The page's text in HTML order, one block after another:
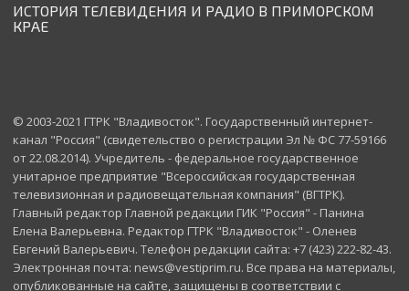
ИСТОРИЯ ТЕЛЕВИДЕНИЯ И РАДИО В ПРИМОРСКОМ
КРАЕ
© 2003-2021 ГТРК "Владивосток". Государственный интернет-
канал "Россия" (свидетельство о регистрации Эл № ФС 77-59166
от 22.08.2014). Учредитель - федеральное государственное
унитарное предприятие "Всероссийская государственная
телевизионная и радиовещательная компания" (ВГТРК).
Главный редактор Главной редакции ГИК "Россия" - Панина
Елена Валерьевна. Редактор ГТРК "Владивосток" - Оленев
Евгений Валерьевич. Телефон редакции сайта: +7 (423) 222-82-43.
Электронная почта: news@vestiprim.ru. Все права на материалы,
опубликованные на сайте, защищены в соответствии с